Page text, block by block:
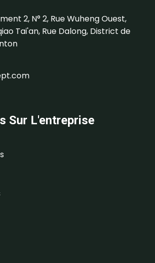
2, N° 2, Rue Wuheng Ouest,
Tai'an, Rue Dalong, District de
Sur L'entreprise